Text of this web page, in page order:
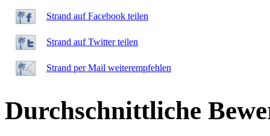
Strand auf Facebook teilen
Strand auf Twitter teilen
Strand per Mail weiterempfehlen
Durchschnittliche